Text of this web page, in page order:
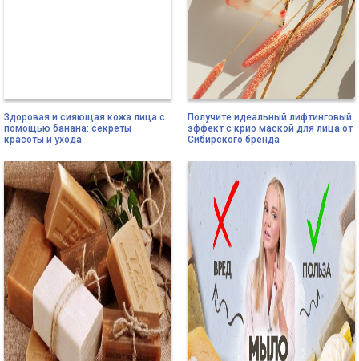
Здоровая и сияющая кожа лица с
помощью банана: секреты
красоты и ухода
Получите идеальный лифтинговый
эффект с крио маской для лица от
Сибирского бренда